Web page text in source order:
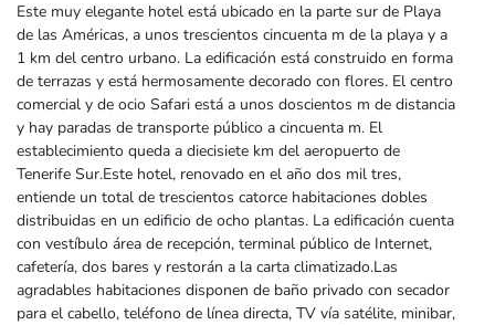
Este muy elegante hotel está ubicado en la parte sur de Playa
de las Américas, a unos trescientos cincuenta m de la playa y a
1 km del centro urbano. La edificación está construido en forma
de terrazas y está hermosamente decorado con flores. El centro
comercial y de ocio Safari está a unos doscientos m de distancia
y hay paradas de transporte público a cincuenta m. El
establecimiento queda a diecisiete km del aeropuerto de
Tenerife Sur.Este hotel, renovado en el año dos mil tres,
entiende un total de trescientos catorce habitaciones dobles
distribuidas en un edificio de ocho plantas. La edificación cuenta
con vestíbulo área de recepción, terminal público de Internet,
cafetería, dos bares y restorán a la carta climatizado.Las
agradables habitaciones disponen de baño privado con secador
para el cabello, teléfono de línea directa, TV vía satélite, minibar,